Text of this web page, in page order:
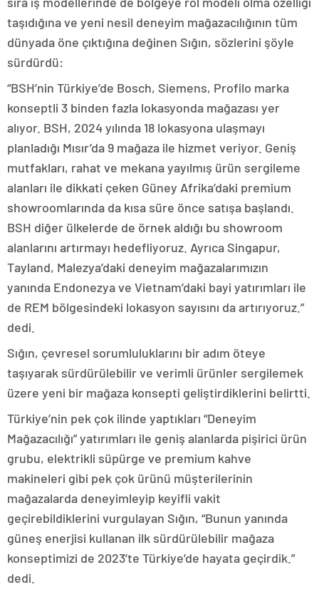
taşıdığına ve yeni nesil deneyim mağazacılığının tüm
dünyada öne çıktığına değinen Sığın, sözlerini şöyle
sürdürdü:
“BSH’nin Türkiye’de Bosch, Siemens, Profilo marka
konseptli 3 binden fazla lokasyonda mağazası yer
alıyor. BSH, 2024 yılında 18 lokasyona ulaşmayı
planladığı Mısır’da 9 mağaza ile hizmet veriyor. Geniş
mutfakları, rahat ve mekana yayılmış ürün sergileme
alanları ile dikkati çeken Güney Afrika’daki premium
showroomlarında da kısa süre önce satışa başlandı.
BSH diğer ülkelerde de örnek aldığı bu showroom
alanlarını artırmayı hedefliyoruz. Ayrıca Singapur,
Tayland, Malezya’daki deneyim mağazalarımızın
yanında Endonezya ve Vietnam’daki bayi yatırımları ile
de REM bölgesindeki lokasyon sayısını da artırıyoruz.”
dedi.
Sığın, çevresel sorumluluklarını bir adım öteye
taşıyarak sürdürülebilir ve verimli ürünler sergilemek
üzere yeni bir mağaza konsepti geliştirdiklerini belirtti.
Türkiye’nin pek çok ilinde yaptıkları “Deneyim
Mağazacılığı” yatırımları ile geniş alanlarda pişirici ürün
grubu, elektrikli süpürge ve premium kahve
makineleri gibi pek çok ürünü müşterilerinin
mağazalarda deneyimleyip keyifli vakit
geçirebildiklerini vurgulayan Sığın, “Bunun yanında
güneş enerjisi kullanan ilk sürdürülebilir mağaza
konseptimizi de 2023’te Türkiye’de hayata geçirdik.”
dedi.